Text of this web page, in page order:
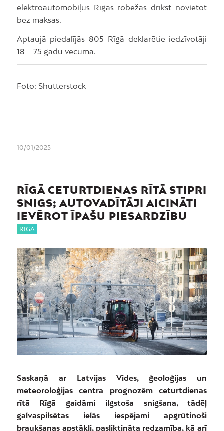
elektroautomobiļus Rīgas robežās drīkst novietot
bez maksas.
Aptaujā piedalījās 805 Rīgā deklarētie iedzīvotāji
18 – 75 gadu vecumā.
Foto: Shutterstock
10/01/2025
RĪGĀ CETURTDIENAS RĪTĀ STIPRI
SNIGS; AUTOVADĪTĀJI AICINĀTI
IEVĒROT ĪPAŠU PIESARDZĪBU
RĪGA
Saskaņā ar Latvijas Vides, ģeoloģijas un
meteoroloģijas centra prognozēm ceturtdienas
rītā Rīgā gaidāmi ilgstoša snigšana, tādēļ
galvaspilsētas ielās iespējami apgrūtinoši
braukšanas apstākļi, pasliktināta redzamība, kā arī